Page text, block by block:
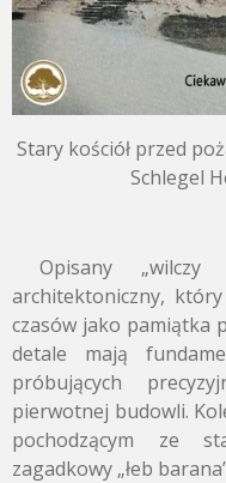
Stary kościół przed
Schlegel
Opisany „wilczy
architektoniczny,
czasów jako pamiątka
detale mają
próbujących
pierwotnej budowli.
pochodzącym ze
zagadkowy „łeb